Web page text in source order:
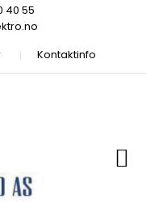
40 55
Kontaktinfo